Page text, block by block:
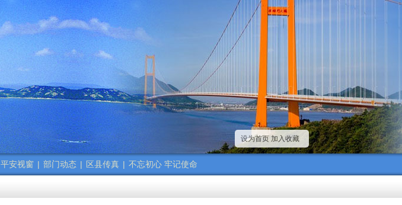
设为首页 加入收藏
平安视窗 | 部门动态 | 区县传真 | 不忘初心 牢记使命